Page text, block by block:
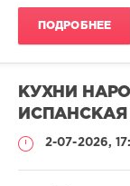
25
Кулинария,
PDF
ПОДРОБНЕЕ
КУХНИ
ИСПАНСКАЯ
2-07-2026,